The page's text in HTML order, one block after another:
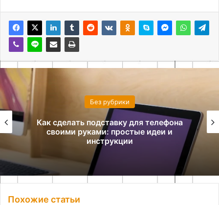
Без рубрики
Как сделать подставку для телефона
своими руками: простые идеи и
инструкции
Похожие статьи